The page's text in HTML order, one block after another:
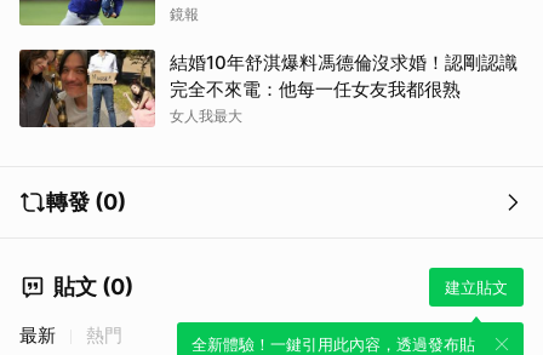
鏡報
結婚10年舒淇爆料馮德倫沒求婚！認剛認識
完全不來電：他每一任女友我都很熟
女人我最大
轉發 (0)
貼文 (0) 建立貼文
全新體驗！一鍵引用此內容，透過發布貼
最新 熱門